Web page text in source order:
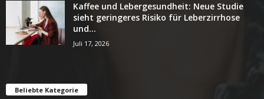
Kaffee und Lebergesundheit: Neue Studie
sieht geringeres Risiko für Leberzirrhose
und...
Juli 17, 2026
Beliebte Kategorie